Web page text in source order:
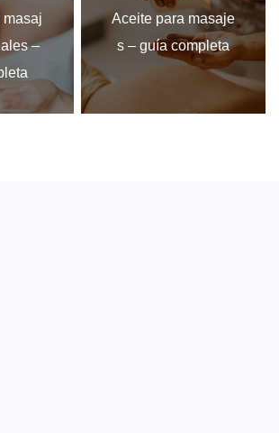
masaj
–
Aceite para masaje
s – guía completa